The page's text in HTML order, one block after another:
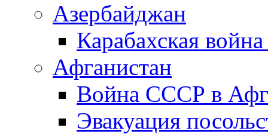
Азербайджан
Карабахская
Афганистан
Война СССР в
Эвакуация